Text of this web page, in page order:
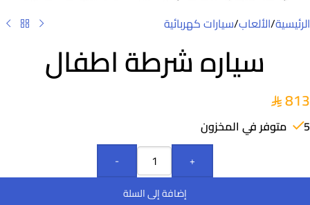
الرئيسية/الألعاب/سيارات كهربائية
سياره شرطة اطفال
813
5 متوفر في المخزون
-
+
إضافة إلى السلة